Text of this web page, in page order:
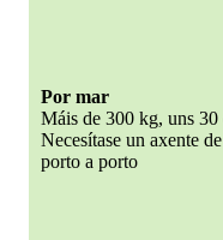
Por mar
Máis de 300 kg, uns 30
Necesítase un axente
porto a porto